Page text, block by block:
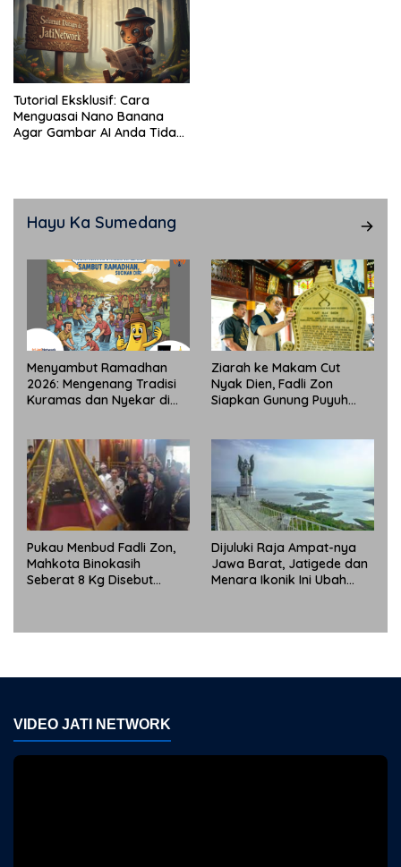
Tutorial Eksklusif: Cara
Menguasai Nano Banana
Agar Gambar AI Anda Tidak
Hayu Ka Sumedang
Menyambut Ramadhan
2026: Mengenang Tradisi
Kuramas dan Nyekar di
Ziarah ke Makam Cut
Nyak Dien, Fadli Zon
Siapkan Gunung Puyuh
Pukau Menbud Fadli Zon,
Mahkota Binokasih
Seberat 8 Kg Disebut
Dijuluki Raja Ampat-nya
Jawa Barat, Jatigede dan
Menara Ikonik Ini Ubah
VIDEO JATI NETWORK